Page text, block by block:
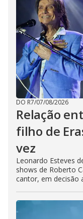
DO R7/07/08/2026
Relação
filho de
vez
Leonardo Esteves
shows de Roberto
cantor, em decisão